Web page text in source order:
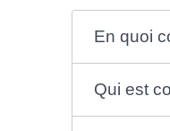
En quoi
Qui est